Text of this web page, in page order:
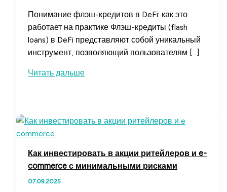
Понимание флэш-кредитов в DeFi: как это
работает на практике Флэш-кредиты (flash
loans) в DeFi представляют собой уникальный
инструмент, позволяющий пользователям […]
Флэш-
что
это
такое
работают
Читать дальше
Как инвестировать в акции ритейлеров и e-
commerce с минимальными рисками
07.09.2025